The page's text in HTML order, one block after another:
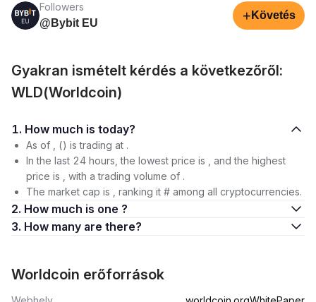
Followers
@Bybit EU
+ Követés
Gyakran ismételt kérdés a következőről:
WLD(Worldcoin)
1. How much is today?
As of , () is trading at .
In the last 24 hours, the lowest price is , and the highest
price is , with a trading volume of .
The market cap is , ranking it # among all cryptocurrencies.
2. How much is one ?
3. How many are there?
Worldcoin erőforrások